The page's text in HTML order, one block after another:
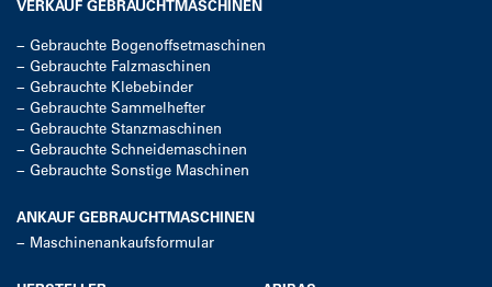
VERKAUF GEBRAUCHTMASCHINEN
− Gebrauchte Bogenoffsetmaschinen
− Gebrauchte Falzmaschinen
− Gebrauchte Klebebinder
− Gebrauchte Sammelhefter
− Gebrauchte Stanzmaschinen
− Gebrauchte Schneidemaschinen
− Gebrauchte Sonstige Maschinen
ANKAUF GEBRAUCHTMASCHINEN
− Maschinenankaufsformular